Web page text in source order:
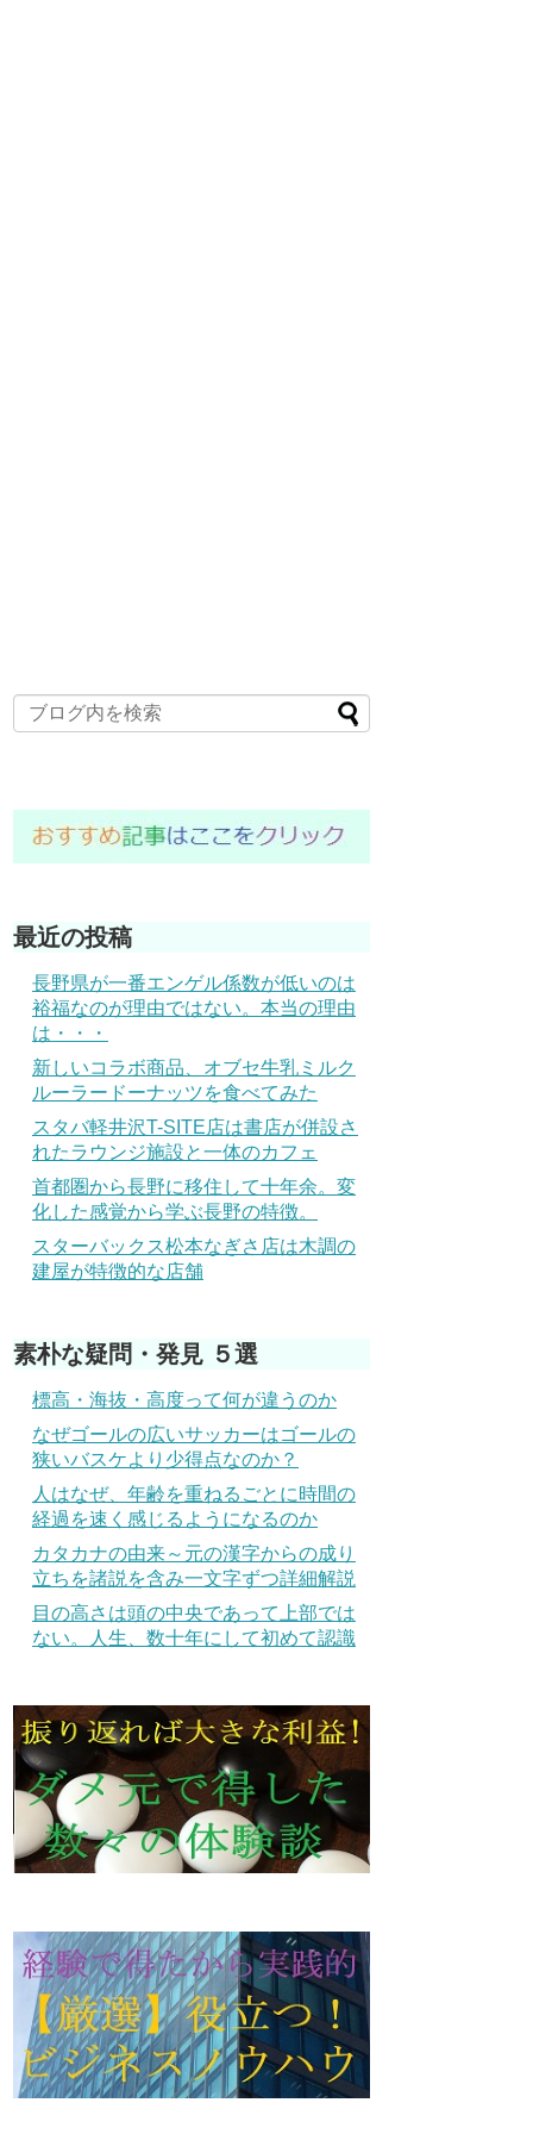
最近の投稿
長野県が一番エンゲル係数が低いのは
裕福なのが理由ではない。本当の理由
は・・・
新しいコラボ商品、オブセ牛乳ミルク
ルーラードーナッツを食べてみた
スタバ軽井沢T-SITE店は書店が併設さ
れたラウンジ施設と一体のカフェ
首都圏から長野に移住して十年余。変
化した感覚から学ぶ長野の特徴。
スターバックス松本なぎさ店は木調の
建屋が特徴的な店舗
素朴な疑問・発見 ５選
標高・海抜・高度って何が違うのか
なぜゴールの広いサッカーはゴールの
狭いバスケより少得点なのか？
人はなぜ、年齢を重ねるごとに時間の
経過を速く感じるようになるのか
カタカナの由来～元の漢字からの成り
立ちを諸説を含み一文字ずつ詳細解説
目の高さは頭の中央であって上部では
ない。人生、数十年にして初めて認識